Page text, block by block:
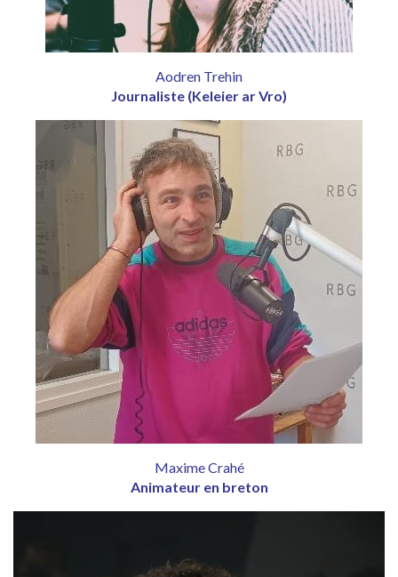
Aodren Trehin
Journaliste (Keleier ar Vro)
Maxime Crahé
Animateur en breton